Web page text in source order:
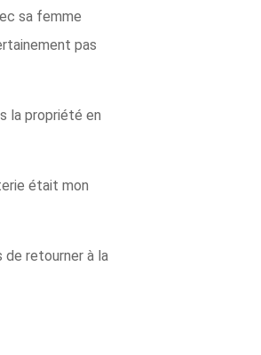
sa femme
pas
la propriété en
était mon
de retourner à la